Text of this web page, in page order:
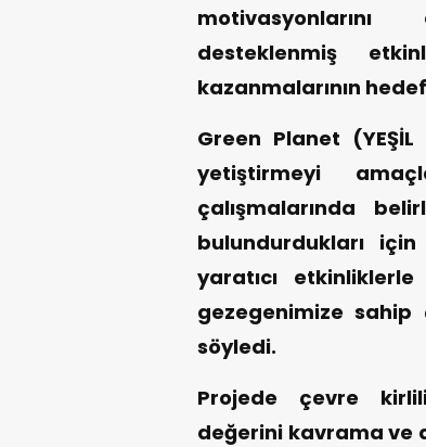
desteklenmiş
kazanmalarının
Green Planet
yetiştirmeyi
çalışmalarında
bulundurdukları
yaratıcı
gezegenimize sahip
söyledi.
Projede çevre
değerini kavrama ve